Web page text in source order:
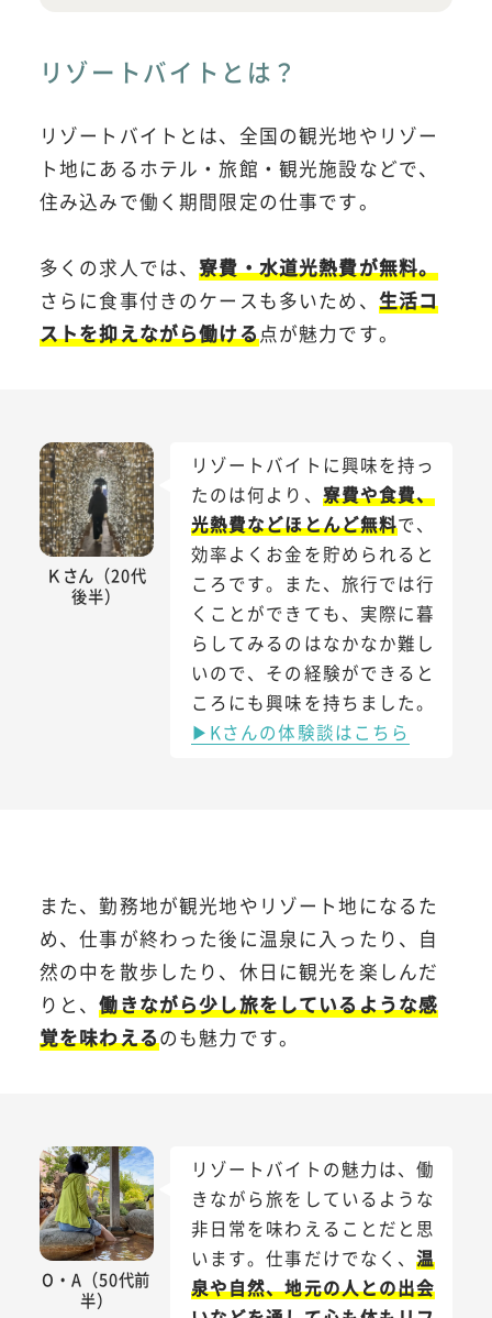
リゾートバイトとは？
リゾートバイトとは、全国の観光地やリゾー
ト地にあるホテル・旅館・観光施設などで、
住み込みで働く期間限定の仕事です。
多くの求人では、寮費・水道光熱費が無料。
さらに食事付きのケースも多いため、 生活コ
ストを抑えながら働ける点が魅力です。
Ｋさん（20代
後半）
リゾートバイトに興味を持っ
たのは何より、 寮費や食費、
光熱費などほとんど無料で、
効率よくお金を貯められると
ころです。また、旅行では行
くことができても、実際に暮
らしてみるのはなかなか難し
いので、その経験ができると
ころにも興味を持ちました。
▶Kさんの体験談はこちら
また、勤務地が観光地やリゾート地になるた
め、仕事が終わった後に温泉に入ったり、自
然の中を散歩したり、休日に観光を楽しんだ
りと、働きながら少し旅をしているような感
覚を味わえるのも魅力です。
O・A（50代前
半）
リゾートバイトの魅力は、働
きながら旅をしているような
非日常を味わえることだと思
います。仕事だけでなく、温
泉や自然、地元の人との出会